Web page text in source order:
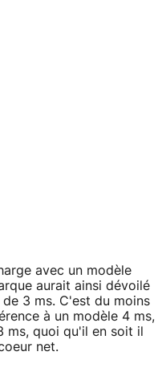
avec un modèle
aurait ainsi dévoilé
3 ms. C'est du moins
à un modèle 4 ms,
quoi qu'il en soit il
net.